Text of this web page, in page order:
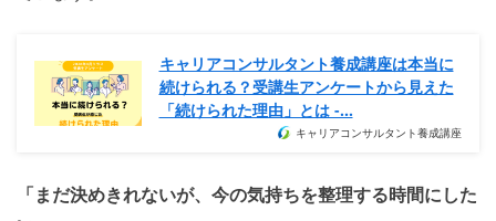
キャリアコンサルタント養成講座は本当に
続けられる？受講生アンケートから見えた
「続けられた理由」とは -…
キャリアコンサルタント養成講座
「まだ決めきれないが、今の気持ちを整理する時間にした